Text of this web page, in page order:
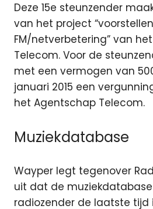
Deze 15e steunzender
van het project “voorstellen
FM/netverbetering” van
Telecom. Voor de
met een vermogen van
januari 2015 een
het Agentschap Telecom.
Muziekdatabase
Wayper legt tegenover
uit dat de
radiozender de laatste tijd